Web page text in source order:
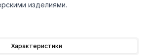
изделиями.
состоит из буковой столешницы
нержавеющей квадратной трубы
Характеристики